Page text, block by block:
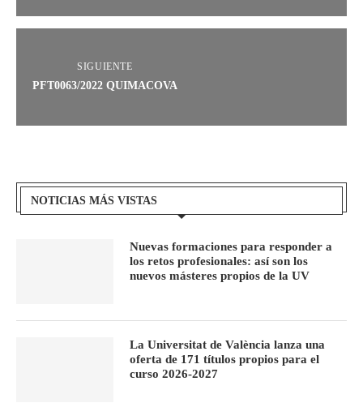
SIGUIENTE
PFT0063/2022 QUIMACOVA
NOTICIAS MÁS VISTAS
Nuevas formaciones para responder a
los retos profesionales: así son los
nuevos másteres propios de la UV
La Universitat de València lanza una
oferta de 171 títulos propios para el
curso 2026-2027